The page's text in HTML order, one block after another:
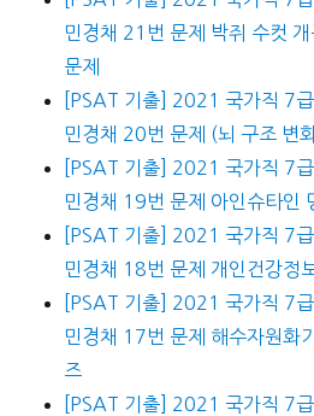
민경채 21번 문제 박쥐 수컷
문제
[PSAT 기출] 2021 국가직 7
민경채 20번 문제 (뇌 구조 변
[PSAT 기출] 2021 국가직 7
민경채 19번 문제 아인슈타인
[PSAT 기출] 2021 국가직 7
민경채 18번 문제 개인건강정
[PSAT 기출] 2021 국가직 7
민경채 17번 문제 해수자원화
즈
[PSAT 기출] 2021 국가직 7